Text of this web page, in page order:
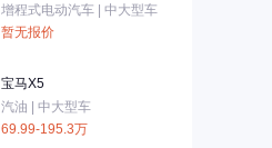
增程式电动汽车 | 中大型车
暂无报价
宝马X5
汽油 | 中大型车
69.99-195.3万